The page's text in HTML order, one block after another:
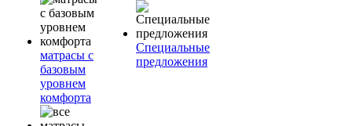
матрасы с
базовым
уровнем
комфорта
Специальные
предложения